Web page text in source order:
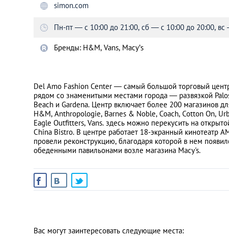
simon.com
Пн-пт — с 10:00 до 21:00, сб — с 10:00 до 20:00,
Бренды: H&M, Vans, Macy’s
Del Amo Fashion Center — самый большой торговый
рядом со знаменитыми местами города — развязкой
Beach и Gardena. Центр включает более 200 магазинов
H&M, Anthropologie, Barnes & Noble, Coach, Cotton On,
Eagle Outfitters, Vans. здесь можно перекусить на
China Bistro. В центре работает 18-экранный кинотеатр
провели реконструкцию, благодаря которой в нем
обеденными павильонами возле магазина Macy's.
Вас могут заинтересовать следующие места: